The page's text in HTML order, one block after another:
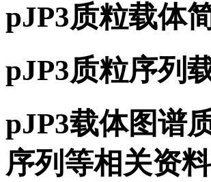
pJP3质粒载体
pJP3质粒序列
pJP3载体图谱
序列等相关资